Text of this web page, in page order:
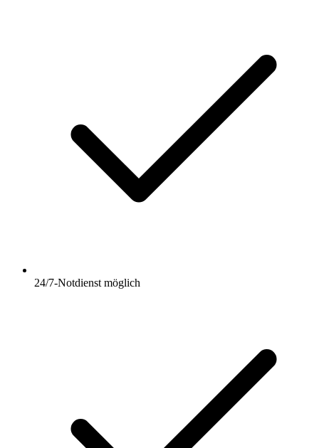
24/7-Notdienst möglich